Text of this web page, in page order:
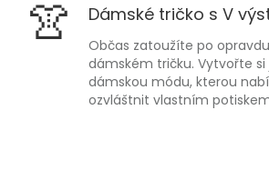
👚 Dámské tričko s V
Občas zatoužíte po
dámském tričku. Vytvořte si
dámskou módu, kterou
ozvláštnit vlastním